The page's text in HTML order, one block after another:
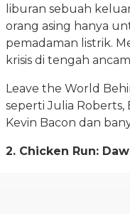
liburan sebuah
orang asing hanya
pemadaman listrik.
krisis di tengah
Leave the World
seperti Julia Roberts,
Kevin Bacon dan
2. Chicken Run: